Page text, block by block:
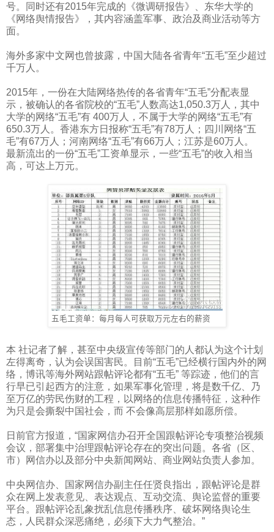
号。同时还有2015年完成的《微调研报告》、东华大学的
《网络舆情报告》，其内容涵盖军事、政治及商业活动等方
面。
海外多家中文网也曾披露，中国大陆各省青年“五毛”至少超过
千万人。
2015年，一份在大陆网络热传的各省青年“五毛”分配表显
示，被确认的各省院校的“五毛”人数高达1,050.3万人，其中
大学的网络“五毛”有 400万人，不属于大学的网络“五毛”有
650.3万人。香港东方日报称“五毛”有78万人；四川网络“五
毛”有67万人；河南网络“五毛”有66万人；江苏是60万人。
最新流出的一份“五毛”工资单显示，一些“五毛”的收入相当
高，可达上万元。
五毛工资单：每月每人可获取万元左右的薪资
本 社记者了解，甚至中央级宣传等部门的人都认为这个计划
左得离奇，认为会误国害民。目前“五毛”已经横行国内外的网
络，博讯等海外网站跟帖评论都有“五毛” 等踪迹，他们的言
行早已引起西方的注意，如果军事化管理，将是数千亿、乃
至万亿的劳民伤财的工程，以网络的信息传播特征，这种作
为只是会撕裂中国社会，而 不会像高层那样如愿所偿。
日前官方报道，“国家网信办召开全国跟帖评论专项整治视频
会议，部署集中治理跟帖评论存在的突出问题。各省（区、
市）网信办以及部分中央新闻网站、商业网站负责人参加。
中央网信办、国家网信办副主任任贤良指出，跟帖评论是群
众在网上发表意见、表达观点、互动交流、舆论监督的重要
平台。跟帖评论乱象扰乱信息传播秩序、破坏网络舆论生
态，人民群众深恶痛绝，必须下大力气整治。”